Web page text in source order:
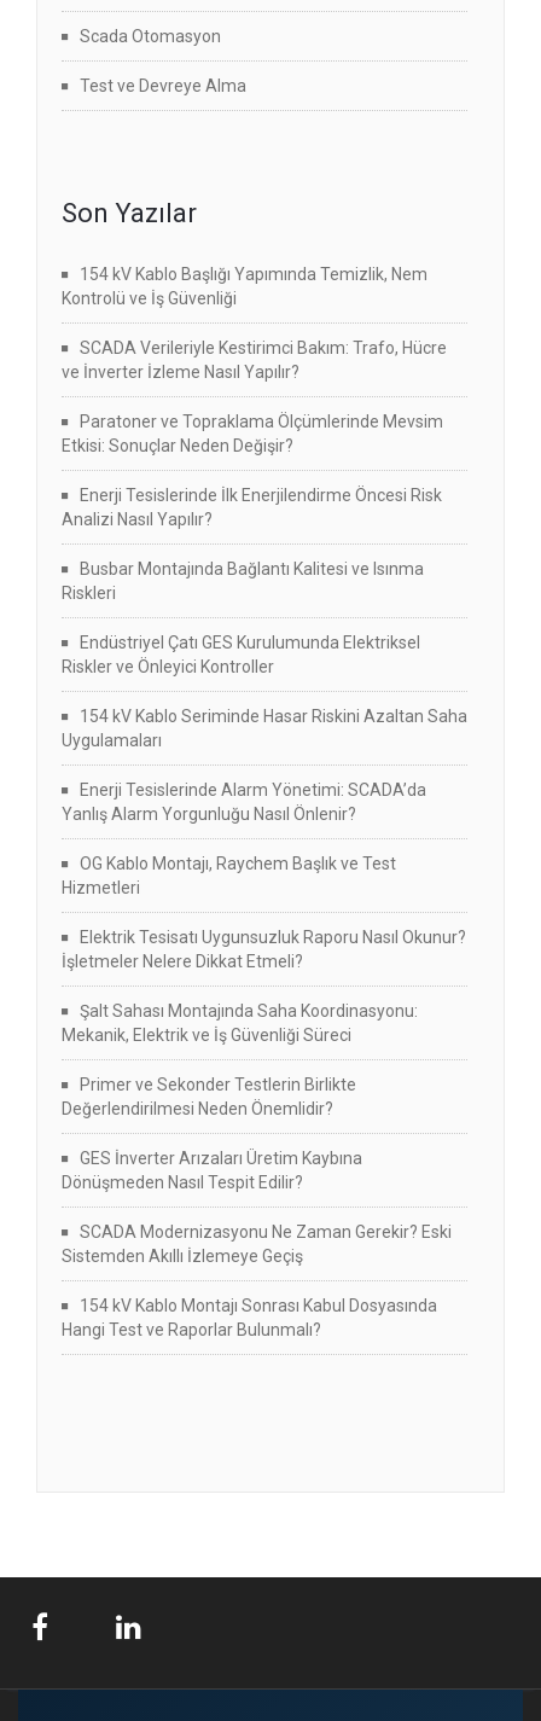
Scada Otomasyon
Test ve Devreye Alma
Son Yazılar
154 kV Kablo Başlığı Yapımında Temizlik, Nem
Kontrolü ve İş Güvenliği
SCADA Verileriyle Kestirimci Bakım: Trafo, Hücre
ve İnverter İzleme Nasıl Yapılır?
Paratoner ve Topraklama Ölçümlerinde Mevsim
Etkisi: Sonuçlar Neden Değişir?
Enerji Tesislerinde İlk Enerjilendirme Öncesi Risk
Analizi Nasıl Yapılır?
Busbar Montajında Bağlantı Kalitesi ve Isınma
Riskleri
Endüstriyel Çatı GES Kurulumunda Elektriksel
Riskler ve Önleyici Kontroller
154 kV Kablo Seriminde Hasar Riskini Azaltan Saha
Uygulamaları
Enerji Tesislerinde Alarm Yönetimi: SCADA’da
Yanlış Alarm Yorgunluğu Nasıl Önlenir?
OG Kablo Montajı, Raychem Başlık ve Test
Hizmetleri
Elektrik Tesisatı Uygunsuzluk Raporu Nasıl Okunur?
İşletmeler Nelere Dikkat Etmeli?
Şalt Sahası Montajında Saha Koordinasyonu:
Mekanik, Elektrik ve İş Güvenliği Süreci
Primer ve Sekonder Testlerin Birlikte
Değerlendirilmesi Neden Önemlidir?
GES İnverter Arızaları Üretim Kaybına
Dönüşmeden Nasıl Tespit Edilir?
SCADA Modernizasyonu Ne Zaman Gerekir? Eski
Sistemden Akıllı İzlemeye Geçiş
154 kV Kablo Montajı Sonrası Kabul Dosyasında
Hangi Test ve Raporlar Bulunmalı?